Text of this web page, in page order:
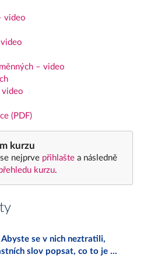
video
– video
video
(PDF)
kurzu
nejprvepřihlašte a následně
kurzu.
se v nich neztratili,
slov popsat, co to je …